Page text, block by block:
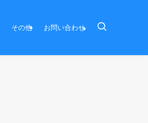
その他 お問い合わせ